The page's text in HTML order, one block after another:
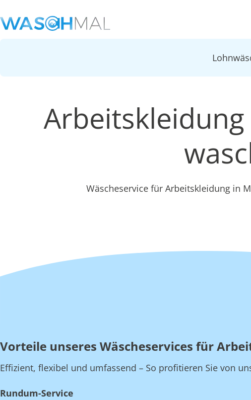
Wäscheservice für Arbeitskleidung in
Vorteile unseres Wäscheservices für
Effizient, flexibel und umfassend – So profitieren Sie von
Rundum-Service